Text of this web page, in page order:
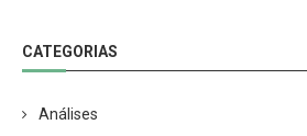
CATEGORIAS
Análises